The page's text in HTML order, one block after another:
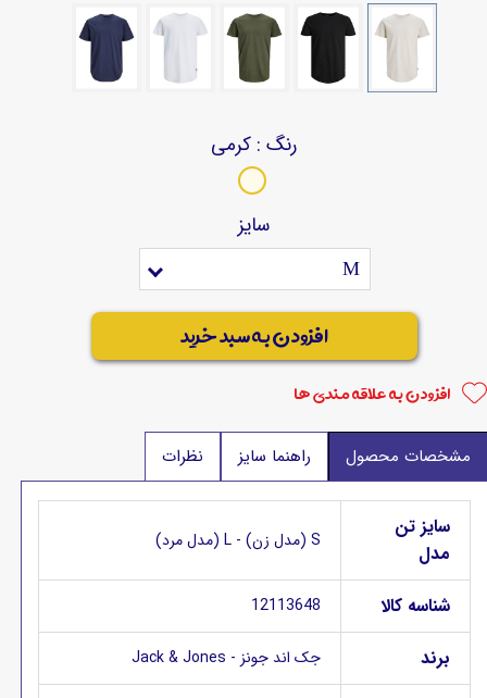
رنگ : کرمی
سایز
M
افزودن به سبد خرید
افزودن به علاقه مندی ها
مشخصات محصول راهنما سایز نظرات
سایز تن
مدل
S (مدل زن) - L (مدل مرد)
شناسه کالا 12113648
برند جک اند جونز - Jack & Jones